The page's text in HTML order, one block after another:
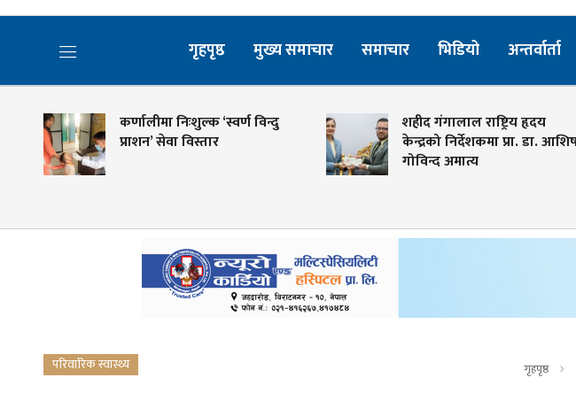
गृहपृष्ठ मुख्य समाचार समाचार भिडियो अन्तर्वार्ता
कर्णालीमा निःशुल्क ‘स्वर्ण विन्दु
प्राशन’ सेवा विस्तार
शहीद गंगालाल राष्ट्रिय हृदय
केन्द्रको निर्देशकमा प्रा. डा. आशिष
गोविन्द अमात्य
परिवारिक स्वास्थ्य गृहपृष्ठ